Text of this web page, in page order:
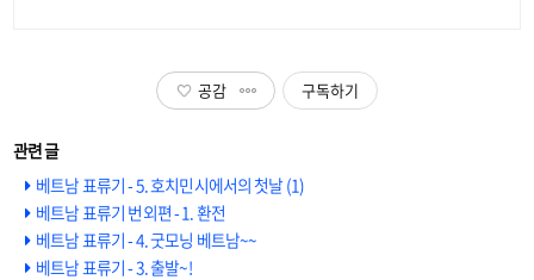
공감 구독하기
베트남 표류기 - 5. 호치민시에서의 첫날 (1)
베트남 표류기 번외편 - 1. 환전
베트남 표류기 - 4. 굿모닝 베트남~~
베트남 표류기 - 3. 출발~!